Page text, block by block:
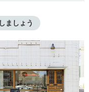
ましょう